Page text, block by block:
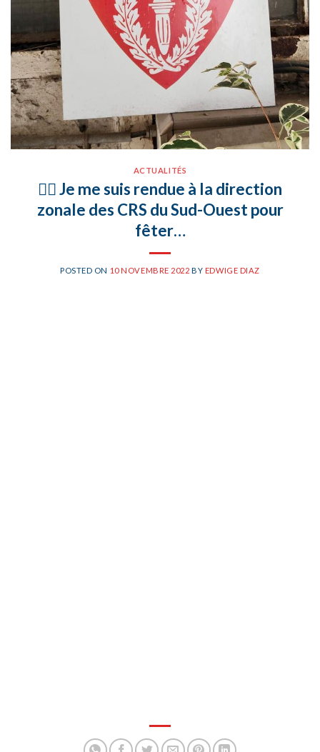
ACTUALITÉS
👮‍♂️ Je me suis rendue à la direction
zonale des CRS du Sud-Ouest pour
fêter…
POSTED ON 10 NOVEMBRE 2022 BY EDWIGE DIAZ